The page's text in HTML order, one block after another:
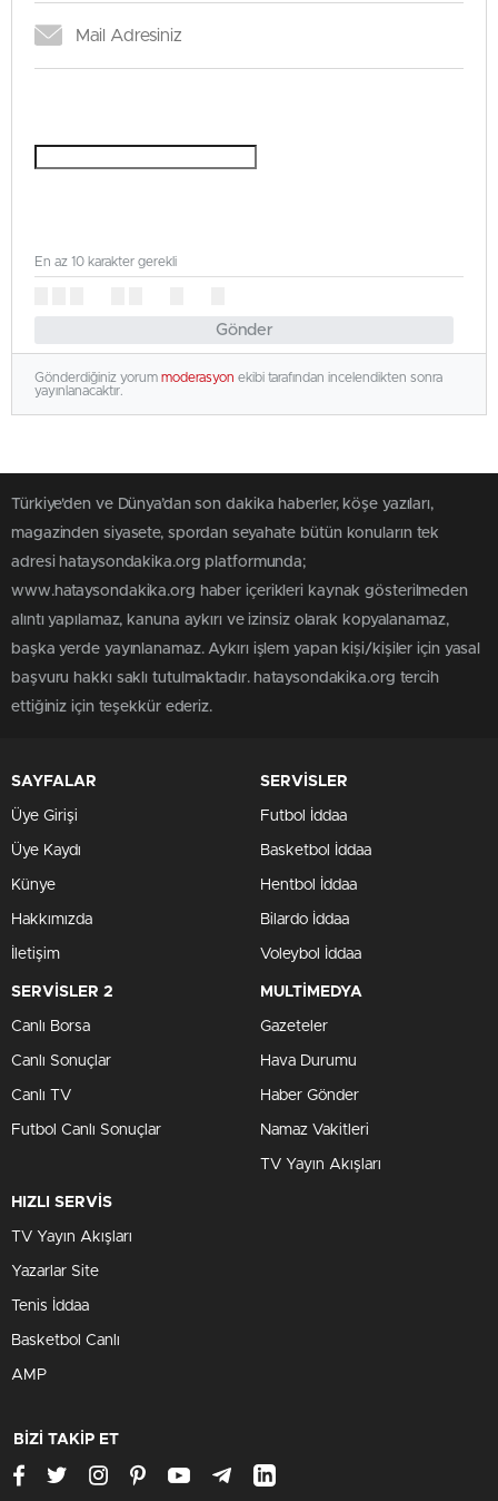
Gönder
En az 10 karakter gerekli
Gönderdiğiniz yorum moderasyon ekibi tarafından incelendikten sonra
yayınlanacaktır.
Türkiye'den ve Dünya’dan son dakika haberler, köşe yazıları,
magazinden siyasete, spordan seyahate bütün konuların tek
adresi hataysondakika.org platformunda;
www.hataysondakika.org haber içerikleri kaynak gösterilmeden
alıntı yapılamaz, kanuna aykırı ve izinsiz olarak kopyalanamaz,
başka yerde yayınlanamaz. Aykırı işlem yapan kişi/kişiler için yasal
başvuru hakkı saklı tutulmaktadır. hataysondakika.org tercih
ettiğiniz için teşekkür ederiz.
SAYFALAR
Üye Girişi
Üye Kaydı
Künye
Hakkımızda
İletişim
SERVİSLER
Futbol İddaa
Basketbol İddaa
Hentbol İddaa
Bilardo İddaa
Voleybol İddaa
SERVİSLER 2
Canlı Borsa
Canlı Sonuçlar
Canlı TV
Futbol Canlı Sonuçlar
MULTİMEDYA
Gazeteler
Hava Durumu
Haber Gönder
Namaz Vakitleri
TV Yayın Akışları
HIZLI SERVİS
TV Yayın Akışları
Yazarlar Site
Tenis İddaa
Basketbol Canlı
AMP
BİZİ TAKİP ET